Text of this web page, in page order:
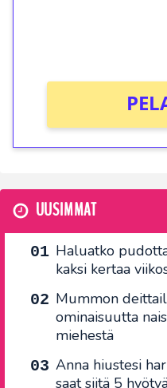
UUSIMMAT
Haluatko
kaksi kertaa
Mummon
ominaisuutta
miehestä
Anna hiustesi
saat siitä 5